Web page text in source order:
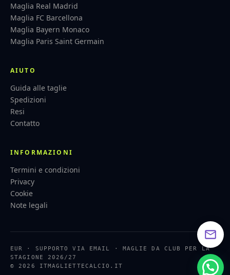
Maglia Real Madrid
Maglia FC Barcellona
Maglia Bayern Monaco
Maglia Paris Saint Germain
AIUTO
Guida alle taglie
Spedizioni
Resi
Contatto
INFORMAZIONI
Termini e condizioni
Privacy
Cookie
Note legali
EUR · SUPPORTO VIA EMAIL · MAGLIE DA CLUB PER LA
STAGIONE 2026/27
© 2026 ITMAGLIETTECALCIO.IT